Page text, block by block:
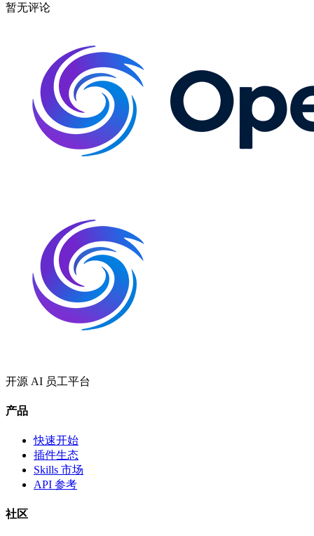
暂无评论
开源 AI 员工平台
产品
快速开始
插件生态
Skills 市场
API 参考
社区